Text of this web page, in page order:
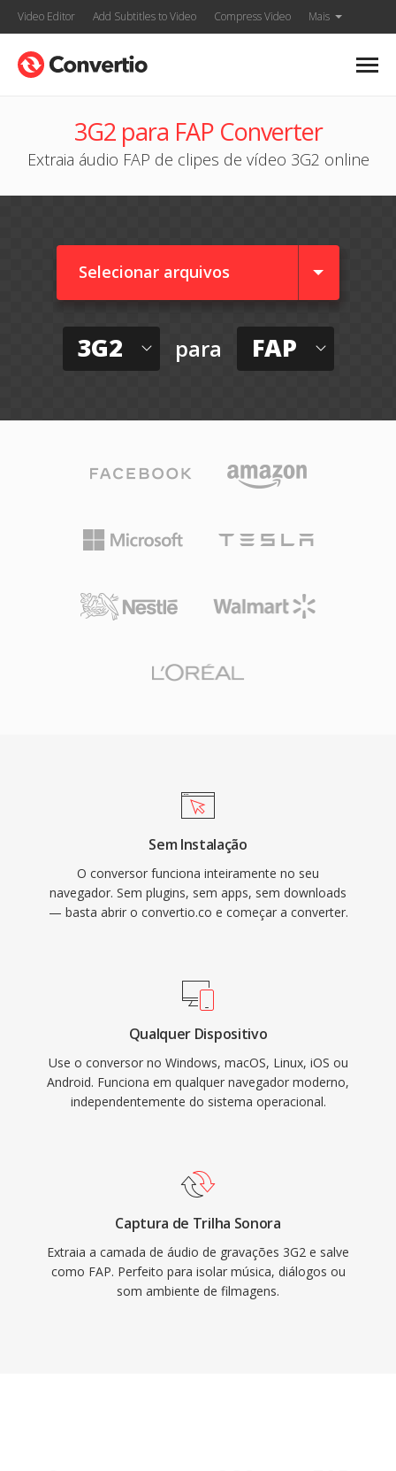
Video Editor Add Subtitles to Video Compress Video Mais
3G2 para FAP Converter
Extraia áudio FAP de clipes de vídeo 3G2 online
Selecionar arquivos
3G2 para FAP
Sem Instalação
O conversor funciona inteiramente no seu
navegador. Sem plugins, sem apps, sem downloads
— basta abrir o convertio.co e começar a converter.
Qualquer Dispositivo
Use o conversor no Windows, macOS, Linux, iOS ou
Android. Funciona em qualquer navegador moderno,
independentemente do sistema operacional.
Captura de Trilha Sonora
Extraia a camada de áudio de gravações 3G2 e salve
como FAP. Perfeito para isolar música, diálogos ou
som ambiente de filmagens.